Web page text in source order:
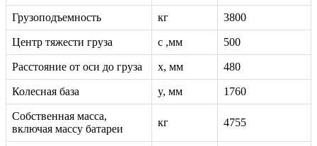
Грузоподъемность кг 3800
Центр тяжести груза c ,мм 500
Расстояние от оси до груза x, мм 480
Колесная база y, мм 1760
Собственная масса,
включая массу батареи
кг 4755